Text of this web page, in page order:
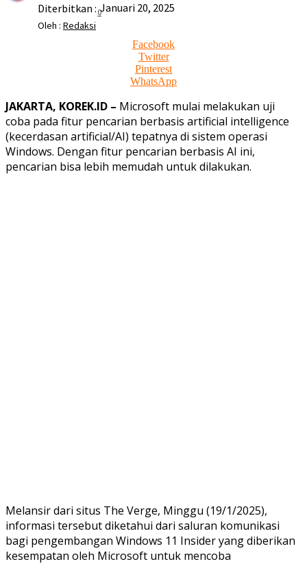
Oleh : Redaksi
0
Diterbitkan : Januari 20, 2025
Facebook
Twitter
Pinterest
WhatsApp
JAKARTA, KOREK.ID – Microsoft mulai melakukan uji
coba pada fitur pencarian berbasis artificial intelligence
(kecerdasan artificial/AI) tepatnya di sistem operasi
Windows. Dengan fitur pencarian berbasis AI ini,
pencarian bisa lebih memudah untuk dilakukan.
Melansir dari situs The Verge, Minggu (19/1/2025),
informasi tersebut diketahui dari saluran komunikasi
bagi pengembangan Windows 11 Insider yang diberikan
kesempatan oleh Microsoft untuk mencoba